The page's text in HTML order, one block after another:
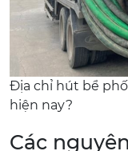
Địa chỉ hút bể
hiện nay?
Các